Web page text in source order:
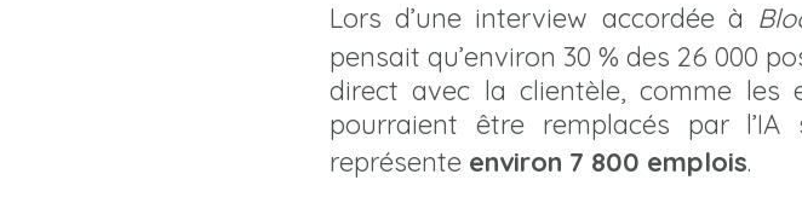
Lors d’une interview accordée à
pensait qu’environ 30 % des 26 000
direct avec la clientèle, comme les
pourraient être remplacés par
représente environ 7 800 emplois.